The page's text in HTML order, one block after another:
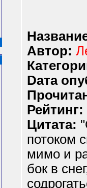
Автор:
Dата
Рейтинг:
Цитата:
потоком
мимо и
бок в